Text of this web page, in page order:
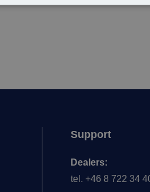
Support
Dealers:
tel. +46 8 722 34